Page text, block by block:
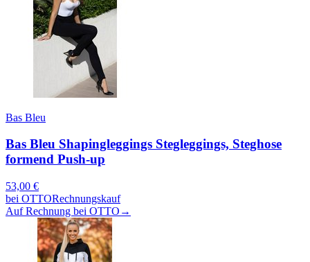
Bas Bleu
Bas Bleu Shapingleggings Stegleggings, Steghose
formend Push-up
53,00 €
bei OTTORechnungskauf
Auf Rechnung bei OTTO →